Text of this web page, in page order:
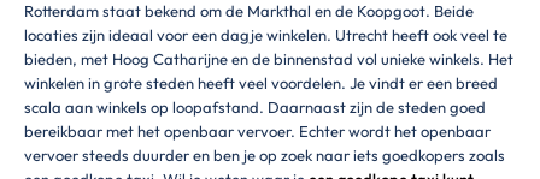
Rotterdam staat bekend om de Markthal en de Koopgoot. Beide
locaties zijn ideaal voor een dagje winkelen. Utrecht heeft ook veel te
bieden, met Hoog Catharijne en de binnenstad vol unieke winkels. Het
winkelen in grote steden heeft veel voordelen. Je vindt er een breed
scala aan winkels op loopafstand. Daarnaast zijn de steden goed
bereikbaar met het openbaar vervoer. Echter wordt het openbaar
vervoer steeds duurder en ben je op zoek naar iets goedkopers zoals